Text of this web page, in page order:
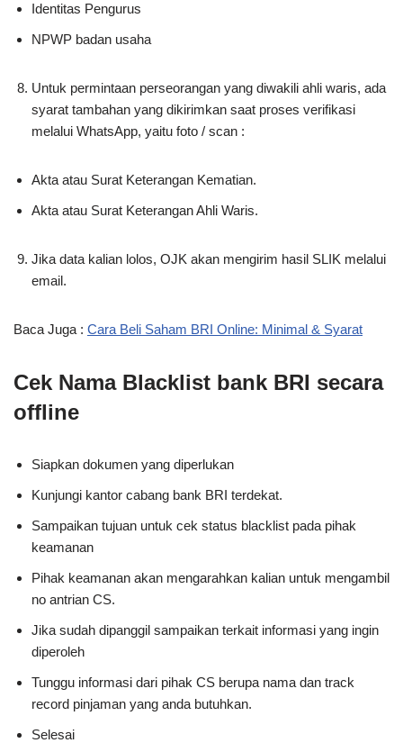
Identitas Pengurus
NPWP badan usaha
Untuk permintaan perseorangan yang diwakili ahli waris, ada
syarat tambahan yang dikirimkan saat proses verifikasi
melalui WhatsApp, yaitu foto / scan :
Akta atau Surat Keterangan Kematian.
Akta atau Surat Keterangan Ahli Waris.
Jika data kalian lolos, OJK akan mengirim hasil SLIK melalui
email.
Baca Juga : Cara Beli Saham BRI Online: Minimal & Syarat
Cek Nama Blacklist bank BRI secara
offline
Siapkan dokumen yang diperlukan
Kunjungi kantor cabang bank BRI terdekat.
Sampaikan tujuan untuk cek status blacklist pada pihak
keamanan
Pihak keamanan akan mengarahkan kalian untuk mengambil
no antrian CS.
Jika sudah dipanggil sampaikan terkait informasi yang ingin
diperoleh
Tunggu informasi dari pihak CS berupa nama dan track
record pinjaman yang anda butuhkan.
Selesai